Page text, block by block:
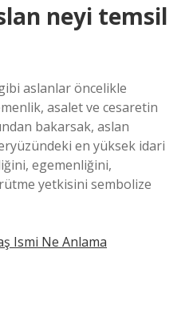
neyi temsil
aslanlar öncelikle
asalet ve cesaretin
bakarsak, aslan
en yüksek idari
egemenliğini,
yetkisini sembolize
Ismi Ne Anlama